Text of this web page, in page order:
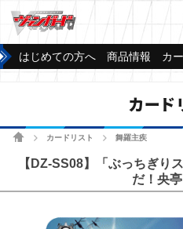
はじめての方へ 商品情報 カ
カード
ホームカードリスト 舞羅主疾
【DZ-SS08】「ぶっちぎ
だ！央亭